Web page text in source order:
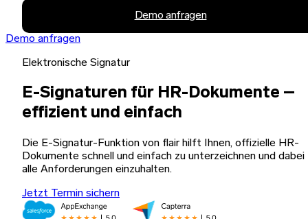
Demo anfragen
Demo anfragen
Elektronische Signatur
E-Signaturen für HR-Dokumente –
effizient und einfach
Die E-Signatur-Funktion von flair hilft Ihnen, offizielle HR-
Dokumente schnell und einfach zu unterzeichnen und dabei
alle Anforderungen einzuhalten.
Jetzt Termin sichern